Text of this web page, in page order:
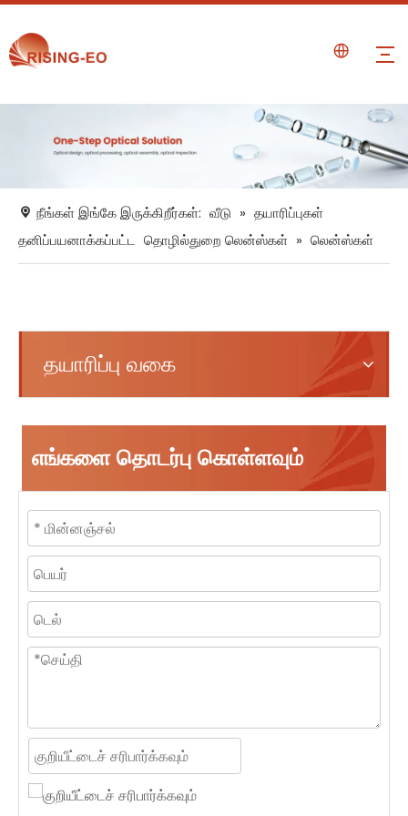
நீங்கள் இங்கே இருக்கிறீர்கள்: வீடு » தயாரிப்புகள்
தனிப்பயனாக்கப்பட்ட தொழில்துறை லென்ஸ்கள் » லென்ஸ்கள்
தயாரிப்பு வகை
எங்களை தொடர்பு கொள்ளவும்